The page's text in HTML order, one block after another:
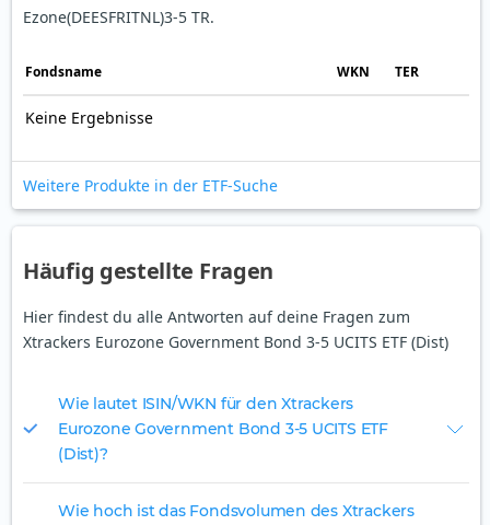
Ezone(DEESFRITNL)3-5 TR.
Fonds­name WKN TER
Keine Ergebnisse
Weitere Produkte in der ETF-Suche
Häufig gestellte Fragen
Hier findest du alle Antworten auf deine Fragen zum
Xtrackers Eurozone Government Bond 3-5 UCITS ETF (Dist)
Wie lautet ISIN/WKN für den Xtrackers
Eurozone Government Bond 3-5 UCITS ETF
(Dist)?
Wie hoch ist das Fondsvolumen des Xtrackers